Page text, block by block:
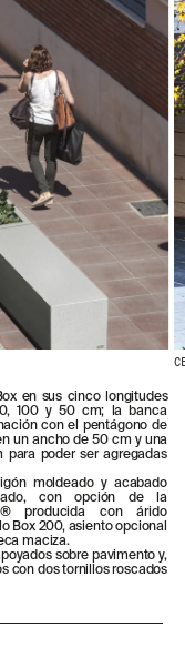
en sus cinco longitudes
100 y 50 cm; la banca
con el pentágono de
un ancho de 50 cm y una
poder ser agregadas
moldeado y acabado
con opción de la
producida con árido
Box 200, asiento opcional
maciza.
sobre pavimento y,
con dos tornillos roscados